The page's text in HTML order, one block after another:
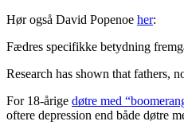
Hør også David Popenoe her:
Fædres specifikke betydning
Research has shown that fathers,
For 18-årige døtre med
oftere depression end både døtre